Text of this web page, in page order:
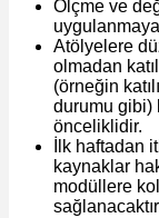
Ölçme ve
Atölyelere
olmadan
(örneğin
durumu gibi)
önceliklidir.
İlk haftadan
kaynaklar
modüllere